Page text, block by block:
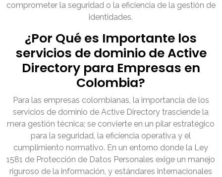
comprometer la seguridad o la eficiencia de la gestión de
identidades.
¿Por Qué es Importante los
servicios de dominio de Active
Directory para Empresas en
Colombia?
Para las empresas colombianas, la importancia de los
servicios de dominio de Active Directory trasciende la
mera gestión técnica; se convierte en un pilar estratégico
para la seguridad, la eficiencia operativa y el
cumplimiento normativo. En un entorno donde la Ley
1581 de Protección de Datos Personales exige un manejo
riguroso de la información, y estándares internacionales